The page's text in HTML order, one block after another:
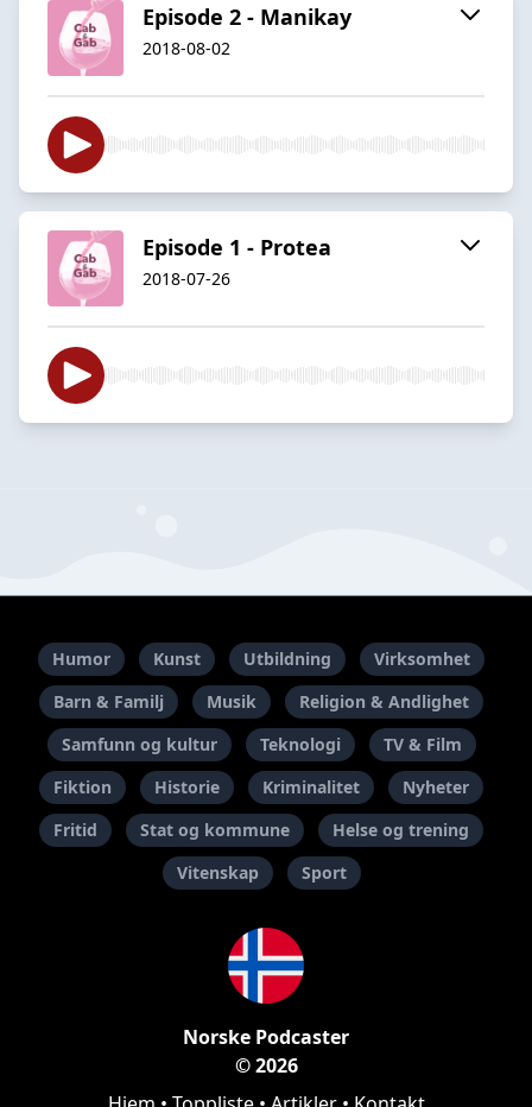
Episode 2 - Manikay
2018-08-02
Episode 1 - Protea
2018-07-26
Humor Kunst Utbildning
Virksomhet
Barn & Familj
Musik
Religion & Andlighet
Samfunn og kultur
Teknologi
TV & Film
Fiktion
Historie Kriminalitet
Nyheter
Fritid
Stat og kommune
Helse og trening
Vitenskap
Sport
Norske Podcaster
© 2026